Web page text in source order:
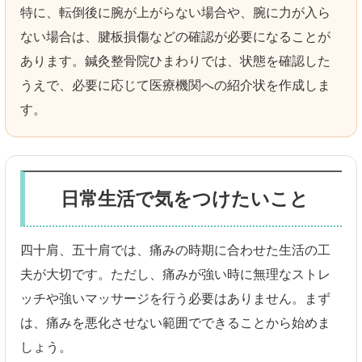
特に、転倒後に腕が上がらない場合や、腕に力が入ら
ない場合は、腱板損傷などの確認が必要になることが
あります。鍼灸整骨院ひまわりでは、状態を確認した
うえで、必要に応じて医療機関への紹介状を作成しま
す。
日常生活で気をつけたいこと
四十肩、五十肩では、痛みの時期に合わせた生活の工
夫が大切です。ただし、痛みが強い時に無理なストレ
ッチや強いマッサージを行う必要はありません。まず
は、痛みを悪化させない範囲でできることから始めま
しょう。